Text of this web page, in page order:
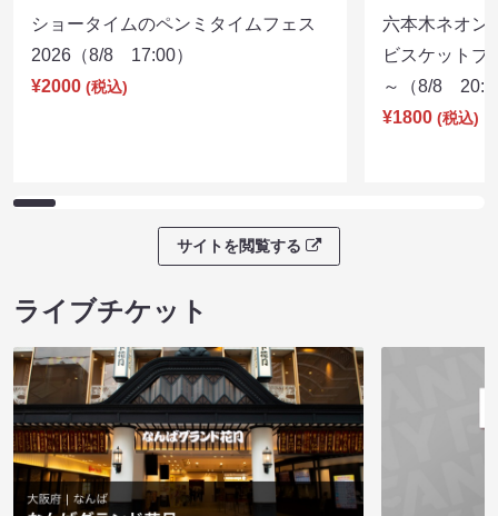
ショータイムのペンミタイムフェス
2026（8/8 17:00）
¥2000 (税込)
六本木ネオン
ビスケットブ
～（8/8
¥1800 (税込)
サイトを閲覧する
ライブチケット